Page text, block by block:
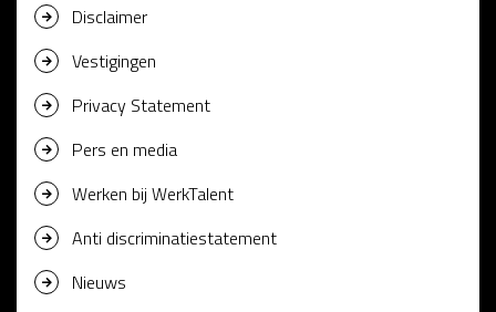
Disclaimer
Vestigingen
Privacy Statement
Pers en media
Werken bij WerkTalent
Anti discriminatiestatement
Nieuws